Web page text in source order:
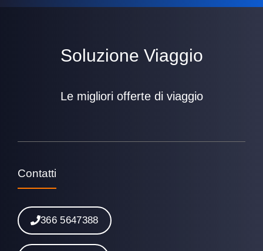
Soluzione Viaggio
Le migliori offerte di viaggio
Contatti
366 5647388